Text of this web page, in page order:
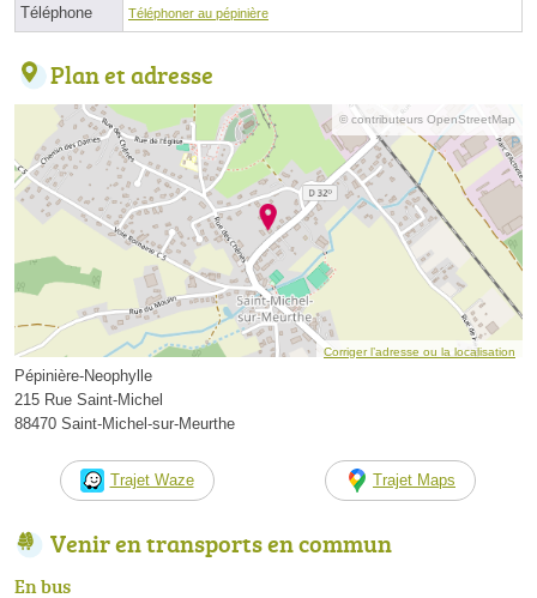
Téléphone Téléphoner au pépinière
Plan et adresse
© contributeurs OpenStreetMap
Corriger l’adresse ou la localisation
Pépinière-Neophylle
215 Rue Saint-Michel
88470 Saint-Michel-sur-Meurthe
Trajet Waze Trajet Maps
Venir en transports en commun
En bus